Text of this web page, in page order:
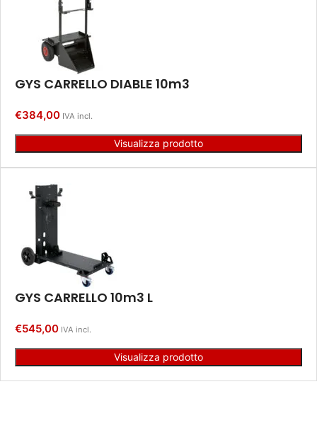
GYS CARRELLO DIABLE 10m3
€384,00 IVA incl.
Visualizza prodotto
GYS CARRELLO 10m3 L
€545,00 IVA incl.
Visualizza prodotto